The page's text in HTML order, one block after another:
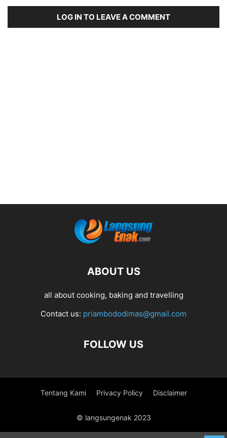
LOG IN TO LEAVE A COMMENT
ABOUT US
all about cooking, baking and travelling
Contact us: priambododimas@gmail.com
FOLLOW US
Tentang Kami Privacy Policy Disclaimer
© langsungenak 2023